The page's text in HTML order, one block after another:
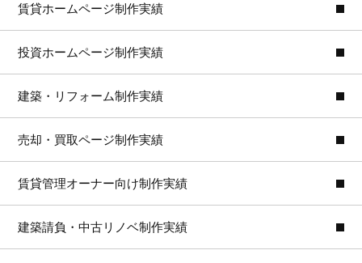
賃貸ホームページ制作実績
投資ホームページ制作実績
建築・リフォーム制作実績
売却・買取ページ制作実績
賃貸管理オーナー向け制作実績
建築請負・中古リノベ制作実績